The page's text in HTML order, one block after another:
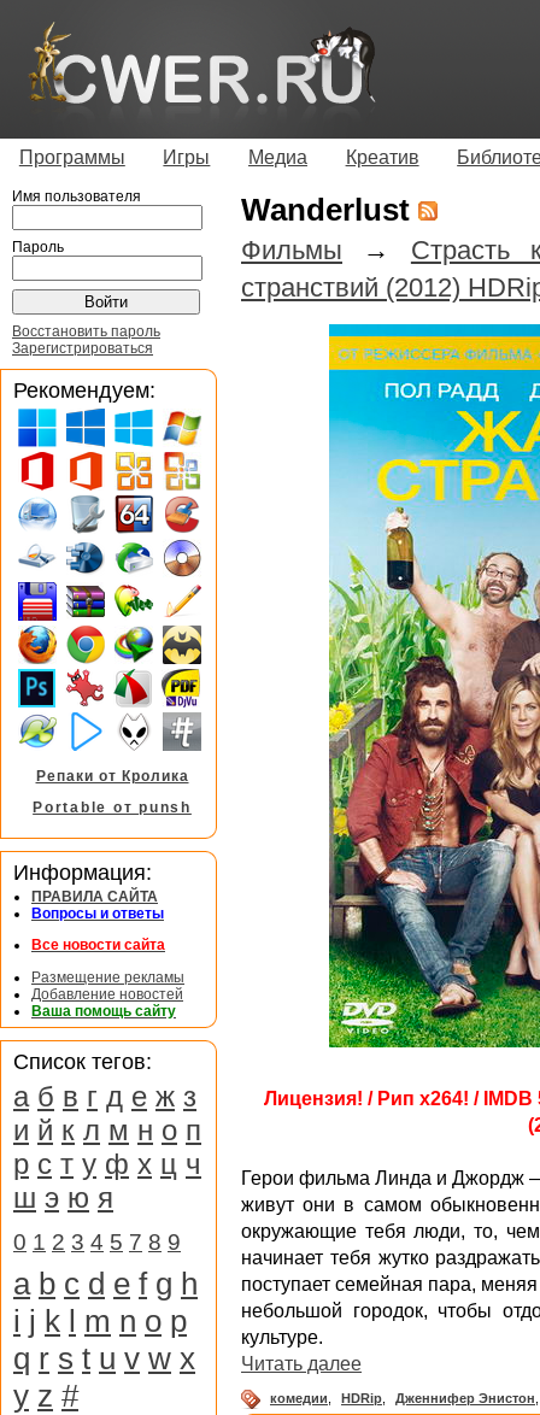
Программы Игры Медиа Креатив
Wanderlust
Фильмы → Страсть
странствий (2012)
Лицензия! / Рип х264! / IMDB
Герои фильма Линда и Джордж
живут они в самом
окружающие тебя люди, то,
начинает тебя жутко
поступает семейная пара,
небольшой городок, чтобы
культуре.
Читать далее
комедии HDRip Дженнифер Энистон
Имя пользователя
Пароль
Восстановить пароль
Зарегистрироваться
Рекомендуем:
Репаки от Кролика
Portable от punsh
Информация:
ПРАВИЛА САЙТА
Вопросы и ответы
Все новости сайта
Размещение рекламы
Добавление новостей
Ваша помощь сайту
Список тегов:
а б в г д е ж з
и й к л м н о п
р с т у ф х ц ч
ш э ю я
0 1 2 3 4 5 7 8 9
a b c d e f g h
i j k l m n o p
q r s t u v w x
y z #